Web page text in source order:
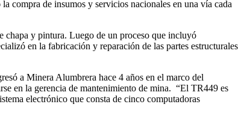
compra de insumos y servicios nacionales en una vía cada
chapa y pintura. Luego de un proceso que incluyó
en la fabricación y reparación de las partes estructurales
a Minera Alumbrera hace 4 años en el marco del
en la gerencia de mantenimiento de mina. “El TR449 es
electrónico que consta de cinco computadoras